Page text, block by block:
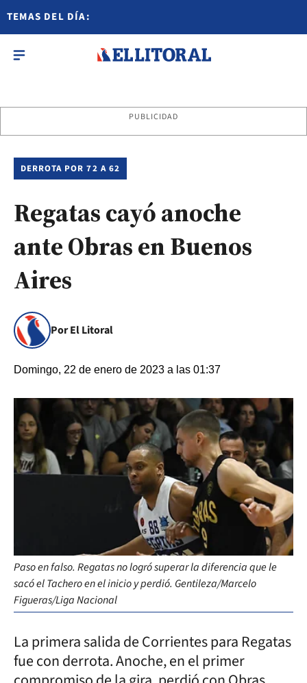
TEMAS DEL DÍA:
PUBLICIDAD
DERROTA POR 72 A 62
Regatas cayó anoche
ante Obras en Buenos
Aires
Por El Litoral
Domingo, 22 de enero de 2023 a las 01:37
Paso en falso. Regatas no logró superar la diferencia que le
sacó el Tachero en el inicio y perdió. Gentileza/Marcelo
Figueras/Liga Nacional
La primera salida de Corrientes para Regatas
fue con derrota. Anoche, en el primer